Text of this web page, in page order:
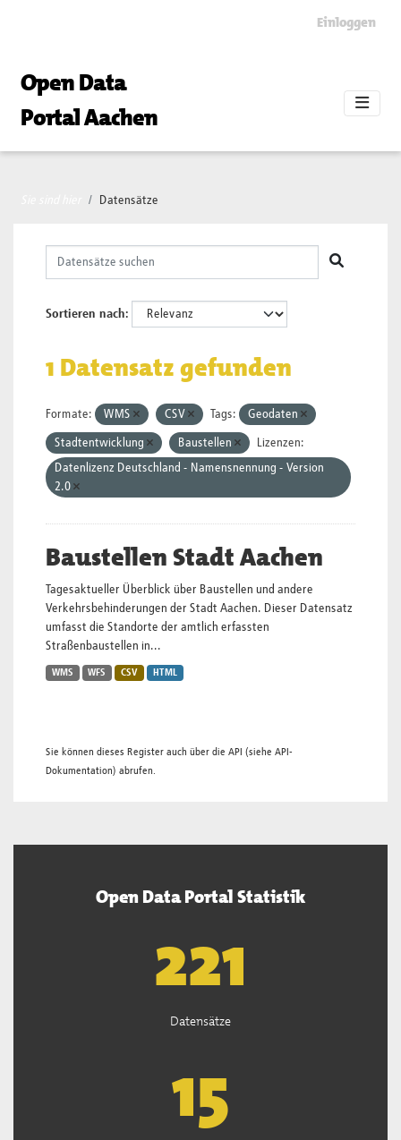
Einloggen
Open Data
Portal Aachen
Datensätze
Sortieren nach
1 Datensatz gefunden
Formate: WMS CSV Tags: Geodaten
Stadtentwicklung Baustellen
Lizenzen:
Datenlizenz Deutschland - Namensnennung - Version
2.0
Baustellen Stadt Aachen
Tagesaktueller Überblick über Baustellen und andere
Verkehrsbehinderungen der Stadt Aachen. Dieser Datensatz
umfasst die Standorte der amtlich erfassten
Straßenbaustellen in...
WMS WFS CSV HTML
Sie können dieses Register auch über die API (siehe API-
Dokumentation) abrufen.
Open Data Portal Statistik
222
Datensätze
15